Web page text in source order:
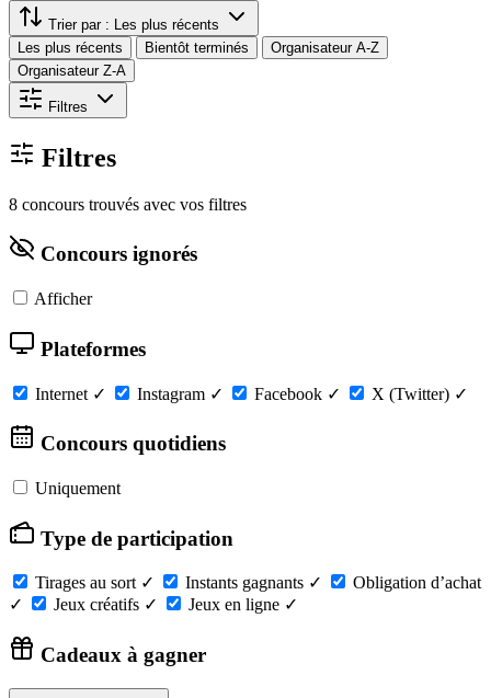
Trier par :
Les plus récents
Les plus récents
Bientôt terminés
Organisateur A-Z
Organisateur Z-A
Filtres
Filtres
8 concours trouvés avec vos filtres
Concours ignorés
Afficher
Plateformes
Internet ✓ Instagram ✓ Facebook ✓ X (Twitter) ✓
Concours quotidiens
Uniquement
Type de participation
Tirages au sort ✓ Instants gagnants ✓
Obligation d’achat
✓
Jeux créatifs ✓ Jeux en ligne ✓
Cadeaux à gagner